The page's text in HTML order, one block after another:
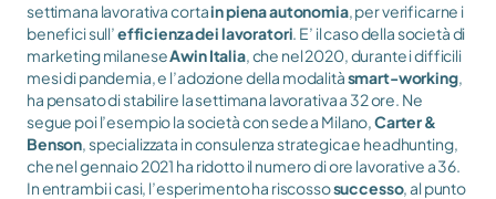
settimana lavorativa corta in piena autonomia, per verificarne i
benefici sull’ efficienza dei lavoratori. E’ il caso della società di
marketing milanese Awin Italia, che nel 2020, durante i difficili
mesi di pandemia, e l’adozione della modalità smart-working,
ha pensato di stabilire la settimana lavorativa a 32 ore. Ne
segue poi l’esempio la società con sede a Milano, Carter &
Benson, specializzata in consulenza strategica e headhunting,
che nel gennaio 2021 ha ridotto il numero di ore lavorative a 36.
In entrambi i casi, l’esperimento ha riscosso successo, al punto